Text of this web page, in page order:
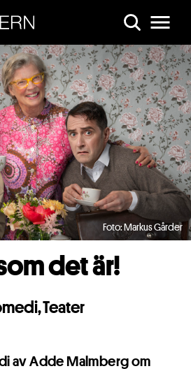
Foto: Markus Gårder
det är!
,Teater
av Adde Malmberg om